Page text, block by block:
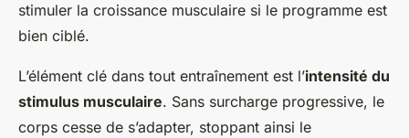
stimuler la croissance musculaire si le programme est
bien ciblé.
L’élément clé dans tout entraînement est l’intensité du
stimulus musculaire. Sans surcharge progressive, le
corps cesse de s’adapter, stoppant ainsi le